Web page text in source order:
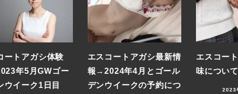
ートアガシ体験
年5月GWゴー
ウイーク1日目
エスコートアガシ最新情
報→2024年4月とゴール
デンウイークの予約につ
エスコー
味について
2023